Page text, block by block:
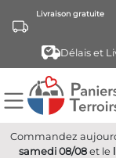
Livraison gratuite
Délais et
Commandez
samedi 08/08et le